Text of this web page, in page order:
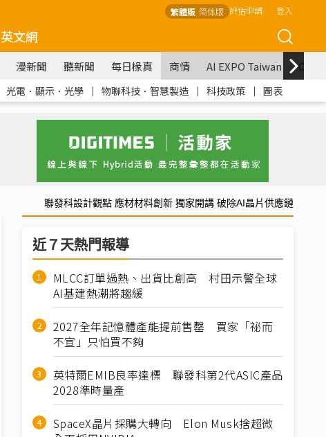
繁體版 简体版 評估申請 登入
英文網
漫新聞 聽新聞 每日椽真 商情 AI EXPO Taiwan
光電．顯示．光學 ｜ 物聯科技．智慧製造 ｜ 科技政策 ｜ 圖表
聯發科設計觀點 應材材料創新 獨家開講 破除AI晶片供應鏈
近７天熱門報導
MLCC訂單過熱、出貨比創高 村田示警全球
AI基建熱潮將趨緩
2027全年記憶體產能提前售罄 買家「祕而
不宣」只怕買不夠
英特爾EMIB良率達標 聯發科第2代ASIC產品
2028準時量產
SpaceX晶片採購大轉向 Elon Musk捨超微